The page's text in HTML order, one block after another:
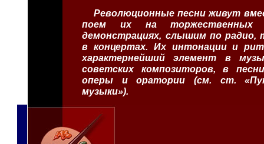
Революционные песни живут
поем их на торжественных
демонстрациях, слышим по радио,
в концертах. Их интонации и
характернейший элемент в
советских композиторов, в
оперы и оратории (см. ст.
музыки»).